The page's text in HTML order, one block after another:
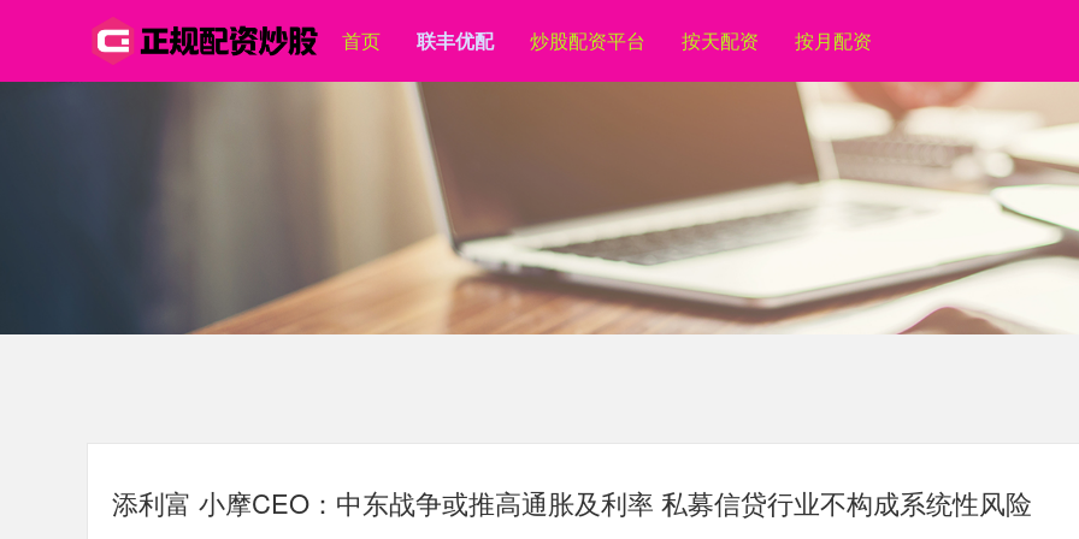
首页 联丰优配 炒股配资平台 按天配资 按月配资
添利富 小摩CEO：中东战争或推高通胀及利率 私募信贷行业不构成系统性风险